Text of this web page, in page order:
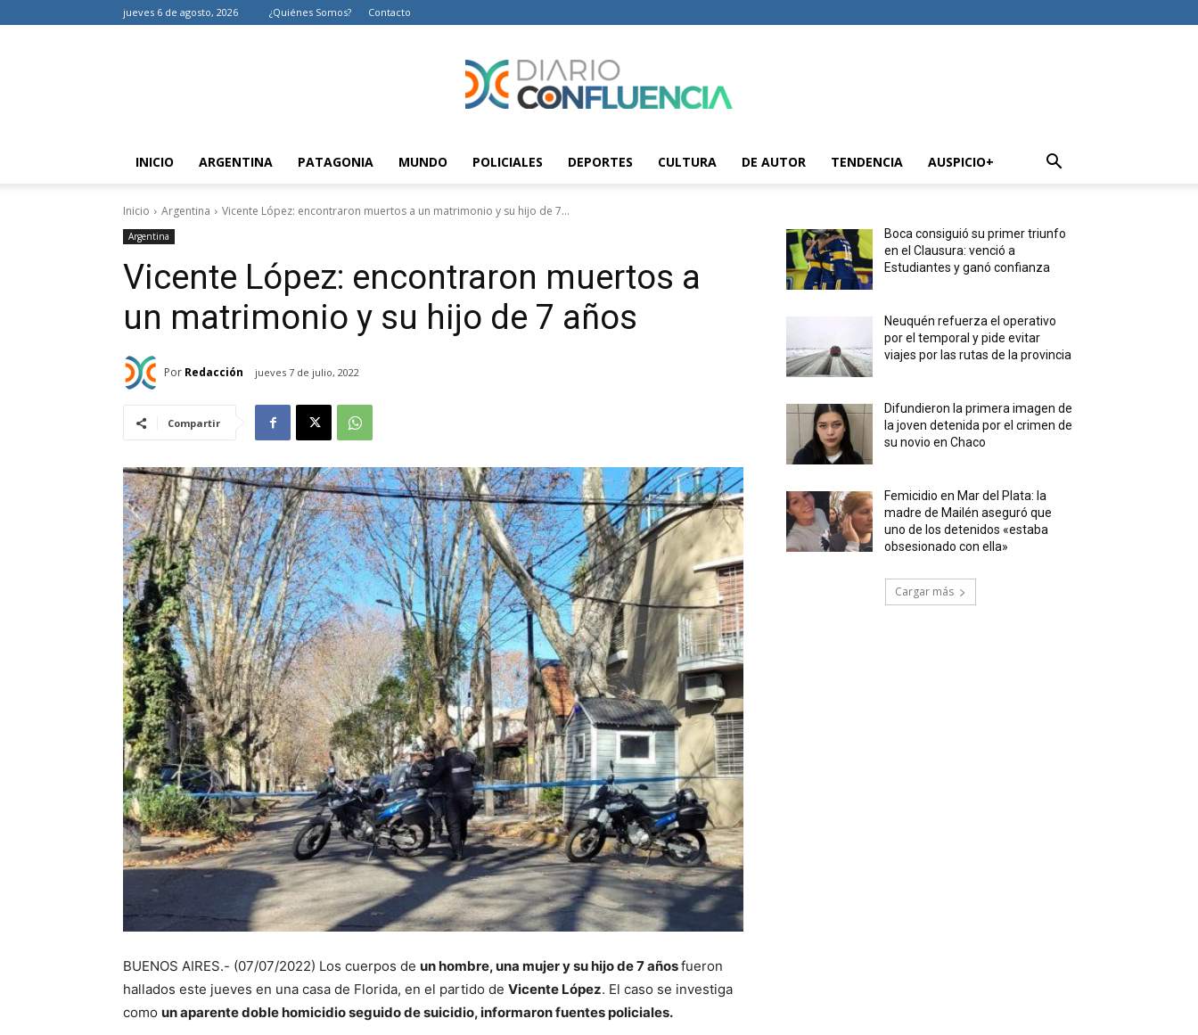
jueves 6 de agosto, 2026 ¿Quiénes Somos? Contacto
Diario
Confluencia
Noticias
de
Argentina
INICIO ARGENTINA PATAGONIA MUNDO POLICIALES DEPORTES CULTURA DE AUTOR TENDENCIA AUSPICIO+
Inicio Argentina Vicente López: encontraron muertos a un matrimonio y su hijo de 7...
Argentina
Vicente López: encontraron muertos a
un matrimonio y su hijo de 7 años
Por Redacción jueves 7 de julio, 2022
Compartir
BUENOS AIRES.- (07/07/2022) Los cuerpos de un hombre, una mujer y su hijo de 7 añosfueron
hallados este jueves en una casa de Florida, en el partido de Vicente López. El caso se investiga
como un aparente doble homicidio seguido de suicidio, informaron fuentes policiales.
Boca consiguió su primer triunfo
en el Clausura: venció a
Estudiantes y ganó confianza
Neuquén refuerza el operativo
por el temporal y pide evitar
viajes por las rutas de la provincia
Difundieron la primera imagen de
la joven detenida por el crimen de
su novio en Chaco
Femicidio en Mar del Plata: la
madre de Mailén aseguró que
uno de los detenidos «estaba
obsesionado con ella»
Cargar más